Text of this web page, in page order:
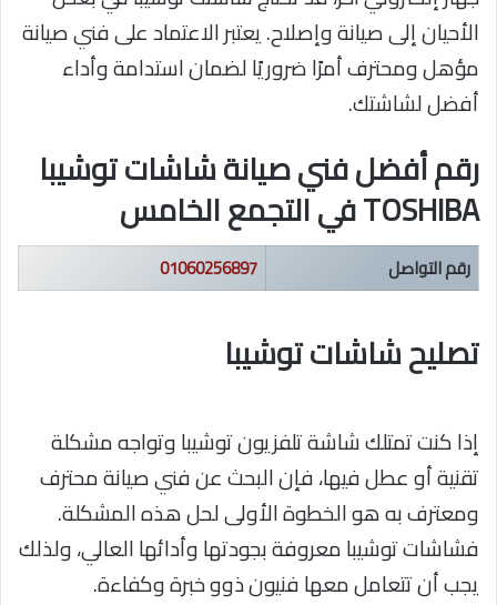
الأحيان إلى صيانة وإصلاح. يعتبر الاعتماد على فني صيانة
مؤهل ومحترف أمرًا ضروريًا لضمان استدامة وأداء
أفضل لشاشتك.
رقم أفضل فني صيانة شاشات توشيبا
TOSHIBA في التجمع الخامس
رقم التواصل 01060256897
تصليح شاشات توشيبا
إذا كنت تمتلك شاشة تلفزيون توشيبا وتواجه مشكلة
تقنية أو عطل فيها، فإن البحث عن فني صيانة محترف
ومعترف به هو الخطوة الأولى لحل هذه المشكلة.
فشاشات توشيبا معروفة بجودتها وأدائها العالي، ولذلك
يجب أن تتعامل معها فنيون ذوو خبرة وكفاءة.